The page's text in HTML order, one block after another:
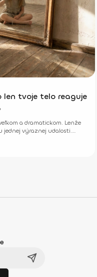
len tvoje telo reaguje
a dramatickom. Lenže
jednej výraznej udalosti.